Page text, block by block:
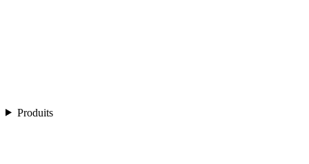
Produits